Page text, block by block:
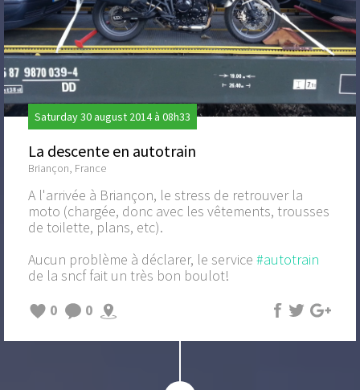
Saturday 30 august 2014 à 08h33
La descente en autotrain
Briançon, France
A l'arrivée à Briançon, le stress de retrouver la
moto (chargée, donc avec les vêtements, trousses
de toilette, plans, etc).
Aucun problème à déclarer, le service #autotrain
de la sncf fait un très bon boulot!
0
0